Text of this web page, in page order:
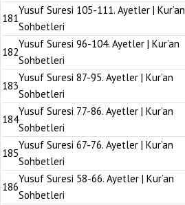
181
Yusuf Suresi 105-111. Ayetler | Kur’an
Sohbetleri
182
Yusuf Suresi 96-104. Ayetler | Kur’an
Sohbetleri
183
Yusuf Suresi 87-95. Ayetler | Kur’an
Sohbetleri
184
Yusuf Suresi 77-86. Ayetler | Kur’an
Sohbetleri
185
Yusuf Suresi 67-76. Ayetler | Kur’an
Sohbetleri
186
Yusuf Suresi 58-66. Ayetler | Kur’an
Sohbetleri